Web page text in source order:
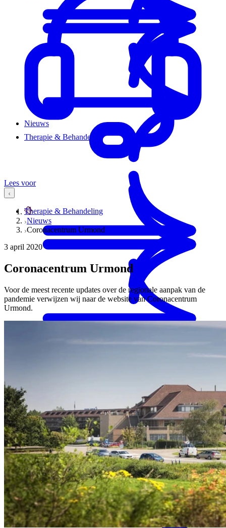
Therapie & Behandeling
Therapie & Behandeling
Mantelzorgondersteuning
Nieuws
MENS magazine
Lees voor
Nieuws
Coronacentrum Urmond
3 april 2020
Coronacentrum Urmond
Voor de meest recente updates over de regionale aanpak van de
pandemie verwijzen wij naar de website van Coronacentrum
Urmond.